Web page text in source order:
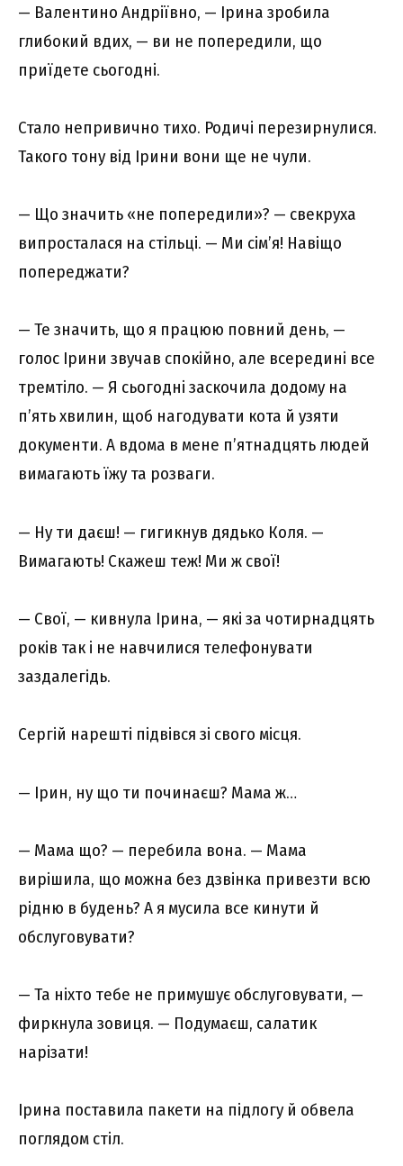
— Валентино Андріївно, — Ірина зробила
глибокий вдих, — ви не попередили, що
приїдете сьогодні.
Стало непривично тихо. Родичі перезирнулися.
Такого тону від Ірини вони ще не чули.
— Що значить «не попередили»? — свекруха
випросталася на стільці. — Ми сім’я! Навіщо
попереджати?
— Те значить, що я працюю повний день, —
голос Ірини звучав спокійно, але всередині все
тремтіло. — Я сьогодні заскочила додому на
п’ять хвилин, щоб нагодувати кота й узяти
документи. А вдома в мене п’ятнадцять людей
вимагають їжу та розваги.
— Ну ти даєш! — гигикнув дядько Коля. —
Вимагають! Скажеш теж! Ми ж свої!
— Свої, — кивнула Ірина, — які за чотирнадцять
років так і не навчилися телефонувати
заздалегідь.
Сергій нарешті підвівся зі свого місця.
— Ірин, ну що ти починаєш? Мама ж…
— Мама що? — перебила вона. — Мама
вирішила, що можна без дзвінка привезти всю
рідню в будень? А я мусила все кинути й
обслуговувати?
— Та ніхто тебе не примушує обслуговувати, —
фиркнула зовиця. — Подумаєш, салатик
нарізати!
Ірина поставила пакети на підлогу й обвела
поглядом стіл.